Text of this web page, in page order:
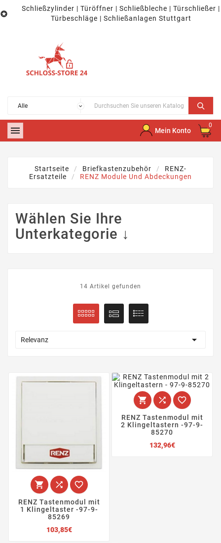

Schließzylinder | Türöffner | Schließbleche | Türschließer |
Türbeschläge | Schließanlagen Stuttgart
 Mein Konto
0
Startseite Briefkastenzubehör
RENZ-
Ersatzteile
RENZ Module Und Abdeckungen
Wählen Sie Ihre
Unterkategorie ↓
14 Artikel gefunden
Relevanz 
  
RENZ Tastenmodul mit
1 Klingeltaster -97-9-
85269
103,85€Preis
  
RENZ Tastenmodul mit
2 Klingeltastern -97-9-
85270
132,96€Preis